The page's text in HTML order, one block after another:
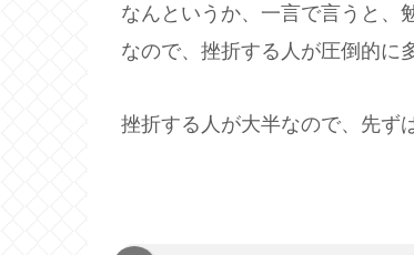
なんというか、一言で言うと、
なので、挫折する人が圧倒的に
挫折する人が大半なので、先ず